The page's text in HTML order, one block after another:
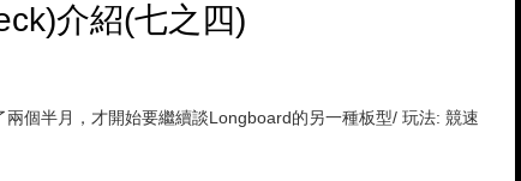
介紹(七之四)
個半月，才開始要繼續談Longboard的另一種板型/ 玩法: 競速